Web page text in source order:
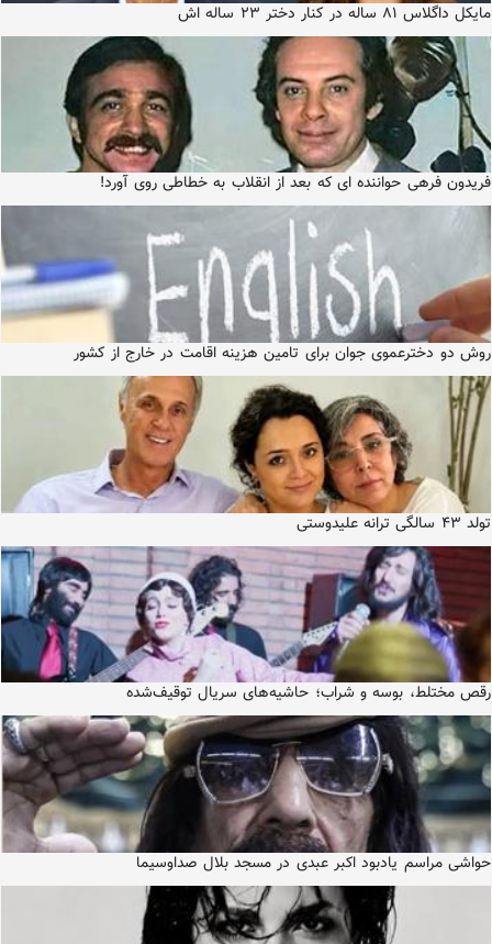
مایکل داگلاس ۸۱ ساله در کنار دختر ۲۳ ساله اش
فریدون فرهی حواننده ای که بعد از انقلاب به خطاطی روی آورد!
روش دو دخترعموی جوان برای تامین هزینه اقامت در خارج از کشور
تولد ۴۳ سالگی ترانه علیدوستی
رقص مختلط، بوسه و شراب؛ حاشیه‌های سریال توقیف‌شده
حواشی مراسم یادبود اکبر عبدی در مسجد بلال صداوسیما